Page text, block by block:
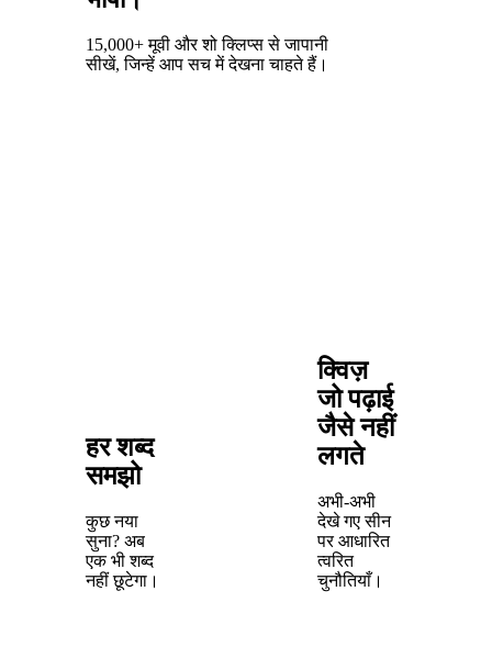
15,000+ मूवी और शो क्लिप्स से जापानी
सीखें, जिन्हें आप सच में देखना चाहते हैं।
हर शब्द
समझो
कुछ नया
सुना? अब
एक भी शब्द
नहीं छूटेगा।
क्विज़
जो पढ़ाई
जैसे नहीं
लगते
अभी-अभी
देखे गए सीन
पर आधारित
त्वरित
चुनौतियाँ।